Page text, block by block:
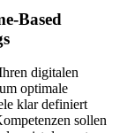
Based
digitalen
optimale
klar definiert
sollen